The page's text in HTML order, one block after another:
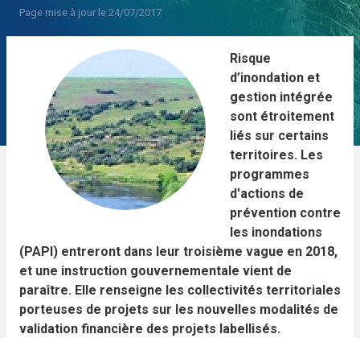
Page mise à jour le 24/07/2017
Risque
d’inondation et
gestion intégrée
sont étroitement
liés sur certains
territoires. Les
programmes
d'actions de
prévention contre
les inondations
(PAPI) entreront dans leur troisième vague en 2018,
et une instruction gouvernementale vient de
paraître. Elle renseigne les collectivités territoriales
porteuses de projets sur les nouvelles modalités de
validation financière des projets labellisés.